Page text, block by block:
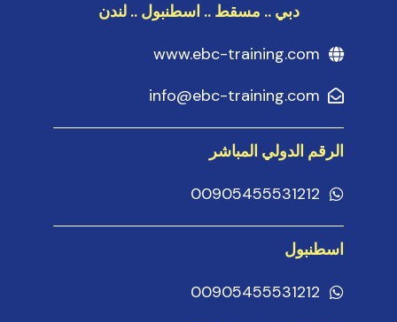
دبي .. مسقط .. اسطنبول .. لندن
www.ebc-training.com
info@ebc-training.com
الرقم الدولي المباشر
00905455531212
اسطنبول
00905455531212